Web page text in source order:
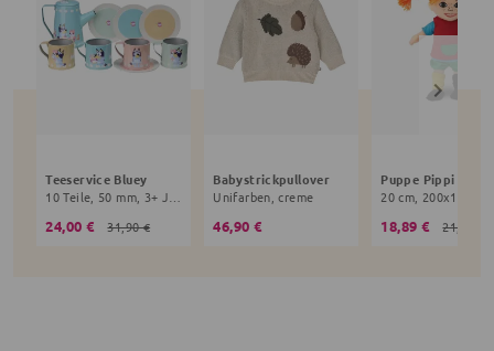
Teeservice Bluey
24,00 € 31,90 €
Babystrickpullover
Unifarben, creme
46,90 € 18,89 € 21,90 €